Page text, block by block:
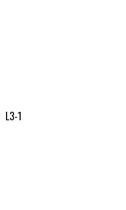
L3-1